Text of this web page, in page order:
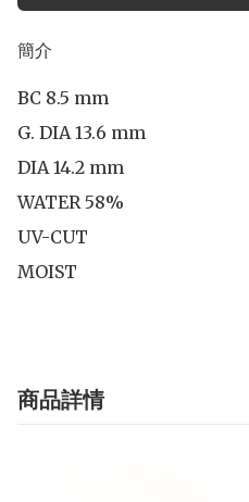
簡介
BC 8.5 mm
G. DIA 13.6 mm
DIA 14.2 mm
WATER 58%
UV-CUT
MOIST
商品詳情